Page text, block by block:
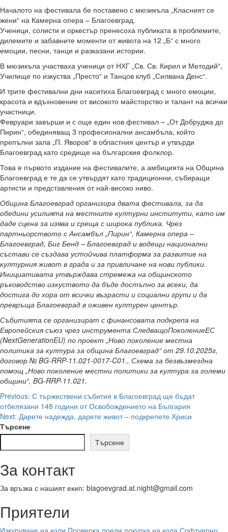
Началото на фестивала бе поставено с мюзикъла „Класният се
жени“ на Камерна опера – Благоевград.
Ученици, солисти и оркестър пренесоха публиката в проблемите,
дилемите и забавните моменти от живота на 12 „Б“ с много
емоции, песни, танци и разказани истории.
В мюзикъла участваха ученици от НХГ „Св. Св. Кирил и Методий“,
Училище по изкуства „Престо“ и Танцов клуб „Силвана Денс“.
И трите фестивални дни наситиха Благоевград с много емоции,
красота и вдъхновение от високото майсторство и талант на всички
участници.
Февруари завърши и с още един нов фестивал – „От Добруджа до
Пирин“, обединяващ 3 професионални ансамбъла, който
препълни зала „П. Яворов“ в областния център и утвърди
Благоевград като средище на българския фолклор.
Това е първото издание на фестивалите, а амбицията на Община
Благоевград е те да се утвърдят като традиционни, събиращи
артисти и представления от най-високо ниво.
Община Благоевград организира двата фестивала, за да
обедини усилията на местните културни институти, като им
даде сцена за изява и среща с широка публика. Чрез
партньорството с Ансамбъл „Пирин“, Камерна опера –
Благоевград, Биг Бенд – Благоевград и водещи национални
състави се създава устойчива платформа за развитие на
културния живот в града и за привличане на нови публики.
Инициативата утвърждава стремежа на общинското
ръководство изкуството да бъде достъпно за всеки, да
достига до хора от всички възрасти и социални групи и да
превръща Благоевград в оживен културен център.
Събитията се организират с финансовата подкрепа на
Европейския съюз чрез инструмента СледващоПоколениеЕС
(NextGenerationEU) по проект „Ново поколение местна
политика за култура за община Благоевград“ от 29.10.2025г,
договор № BG-RRP-11.021-0017-C01., Схема за безвъзмездна
помощ „Ново поколение местни политики за култура за големи
общини“, BG-RRP-11.021.
Post
navigation
Previous: С тържествени събития в Благоевград ще бъдат
отбелязани 148 години от Освобождението на България
Next: Дарете надежда, дарете живот – подкрепете Хриси
Търсене
Търсене
За контакт
За връзка с нашият екип: blagoevgrad.at.night@gmail.com
Приятели
Изкупуване на коли Проверка преди покупка на кола Софтуерно